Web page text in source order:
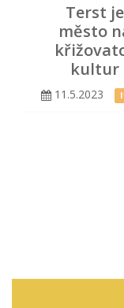
Terst je
město
kultur
11.5.2023